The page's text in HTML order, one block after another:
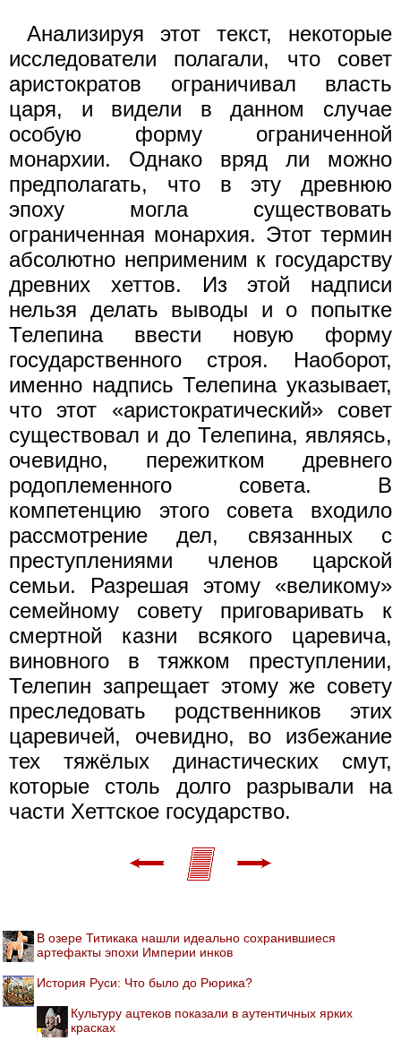
Анализируя этот текст, некоторые
исследователи полагали, что совет
аристократов ограничивал власть
царя, и видели в данном случае
особую форму ограниченной
монархии. Однако вряд ли можно
предполагать, что в эту древнюю
эпоху могла существовать
ограниченная монархия. Этот термин
абсолютно неприменим к государству
древних хеттов. Из этой надписи
нельзя делать выводы и о попытке
Телепина ввести новую форму
государственного строя. Наоборот,
именно надпись Телепина указывает,
что этот «аристократический» совет
существовал и до Телепина, являясь,
очевидно, пережитком древнего
родоплеменного совета. В
компетенцию этого совета входило
рассмотрение дел, связанных с
преступлениями членов царской
семьи. Разрешая этому «великому»
семейному совету приговаривать к
смертной казни всякого царевича,
виновного в тяжком преступлении,
Телепин запрещает этому же совету
преследовать родственников этих
царевичей, очевидно, во избежание
тех тяжёлых династических смут,
которые столь долго разрывали на
части Хеттское государство.
В озере Титикака нашли идеально сохранившиеся
артефакты эпохи Империи инков
История Руси: Что было до Рюрика?
Культуру ацтеков показали в аутентичных ярких
красках